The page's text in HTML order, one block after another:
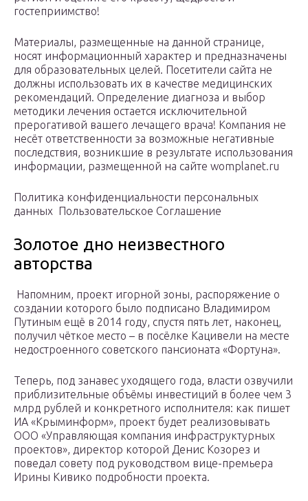
гостеприимство!
Материалы, размещенные на данной странице,
носят информационный характер и предназначены
для образовательных целей. Посетители сайта не
должны использовать их в качестве медицинских
рекомендаций. Определение диагноза и выбор
методики лечения остается исключительной
прерогативой вашего лечащего врача! Компания не
несёт ответственности за возможные негативные
последствия, возникшие в результате использования
информации, размещенной на сайте womplanet.ru
Политика конфиденциальности персональных
данных Пользовательское Соглашение
Золотое дно неизвестного
авторства
Напомним, проект игорной зоны, распоряжение о
создании которого было подписано Владимиром
Путиным ещё в 2014 году, спустя пять лет, наконец,
получил чёткое место – в посёлке Кацивели на месте
недостроенного советского пансионата «Фортуна».
Теперь, под занавес уходящего года, власти озвучили
приблизительные объёмы инвестиций в более чем 3
млрд рублей и конкретного исполнителя: как пишет
ИА «Крыминформ», проект будет реализовывать
ООО «Управляющая компания инфраструктурных
проектов», директор которой Денис Козорез и
поведал совету под руководством вице-премьера
Ирины Кивико подробности проекта.